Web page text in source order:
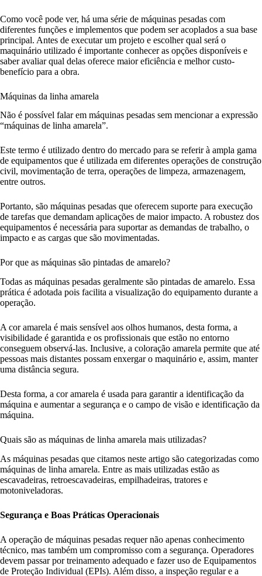
Como você pode ver, há uma série de máquinas pesadas com
diferentes funções e implementos que podem ser acoplados a sua base
principal. Antes de executar um projeto e escolher qual será o
maquinário utilizado é importante conhecer as opções disponíveis e
saber avaliar qual delas oferece maior eficiência e melhor custo-
benefício para a obra.
Máquinas da linha amarela
Não é possível falar em máquinas pesadas sem mencionar a expressão
“máquinas de linha amarela”.
Este termo é utilizado dentro do mercado para se referir à ampla gama
de equipamentos que é utilizada em diferentes operações de construção
civil, movimentação de terra, operações de limpeza, armazenagem,
entre outros.
Portanto, são máquinas pesadas que oferecem suporte para execução
de tarefas que demandam aplicações de maior impacto. A robustez dos
equipamentos é necessária para suportar as demandas de trabalho, o
impacto e as cargas que são movimentadas.
Por que as máquinas são pintadas de amarelo?
Todas as máquinas pesadas geralmente são pintadas de amarelo. Essa
prática é adotada pois facilita a visualização do equipamento durante a
operação.
A cor amarela é mais sensível aos olhos humanos, desta forma, a
visibilidade é garantida e os profissionais que estão no entorno
conseguem observá-las. Inclusive, a coloração amarela permite que até
pessoas mais distantes possam enxergar o maquinário e, assim, manter
uma distância segura.
Desta forma, a cor amarela é usada para garantir a identificação da
máquina e aumentar a segurança e o campo de visão e identificação da
máquina.
Quais são as máquinas de linha amarela mais utilizadas?
As máquinas pesadas que citamos neste artigo são categorizadas como
máquinas de linha amarela. Entre as mais utilizadas estão as
escavadeiras, retroescavadeiras, empilhadeiras, tratores e
motoniveladoras.
Segurança e Boas Práticas Operacionais
A operação de máquinas pesadas requer não apenas conhecimento
técnico, mas também um compromisso com a segurança. Operadores
devem passar por treinamento adequado e fazer uso de Equipamentos
de Proteção Individual (EPIs). Além disso, a inspeção regular e a